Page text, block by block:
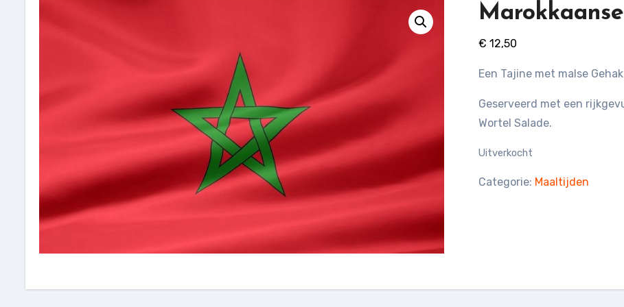
€ 12,50
Een Tajine met malse
Geserveerd met een
Wortel Salade.
Uitverkocht
Categorie: Maaltijden